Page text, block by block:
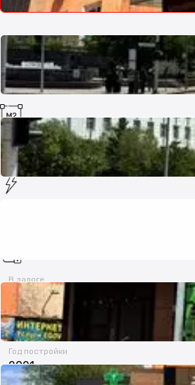
Площадь
153 м²
В залоге
нет
Год постройки
2021